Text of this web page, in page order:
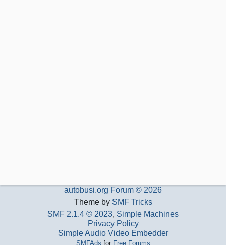
autobusi.org Forum © 2026
Theme by SMF Tricks
SMF 2.1.4 © 2023, Simple Machines
Privacy Policy
Simple Audio Video Embedder
SMFAds for Free Forums